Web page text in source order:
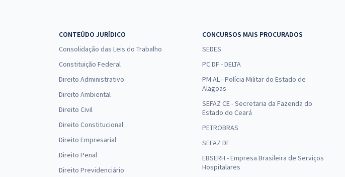
CONTEÚDO JURÍDICO
Consolidação das Leis do Trabalho
Constituição Federal
Direito Administrativo
Direito Ambiental
Direito Civil
Direito Constitucional
Direito Empresarial
Direito Penal
Direito Previdenciário
CONCURSOS MAIS PROCURADOS
SEDES
PC DF - DELTA
PM AL - Polícia Militar do Estado de
Alagoas
SEFAZ CE - Secretaria da Fazenda do
Estado do Ceará
PETROBRAS
SEFAZ DF
EBSERH - Empresa Brasileira de Serviços
Hospitalares